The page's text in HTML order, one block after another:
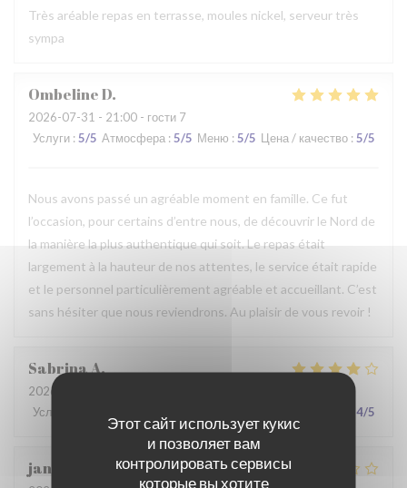
Этот сайт использует кукис
и позволяет вам
контролировать сервисы
которые вы хотите
Très aréable repas en terrasse, moules nickel, serveur très
sympa
OmbelineD
2026-07-31 - 21:00 - гости 7
Услуги : 5/5 Атмосфера : 5/5 Меню : 5/5 Цена / качество : 5/5
Nous avons passé un agréable moment en famille. Ce fut
l’occasion, pour certains d’entre nous, de découvrir le Nord de
la manière la plus authentique qui soit. Le repas était
largement à la hauteur de nos attentes, le service était rapide
et le personnel particulièrement agréable et accueillant. C’est
sans hésiter que nous reviendrons. Au plaisir de vous revoir !
SabrinaA
2026-07-25
Услуги
4/5
jan